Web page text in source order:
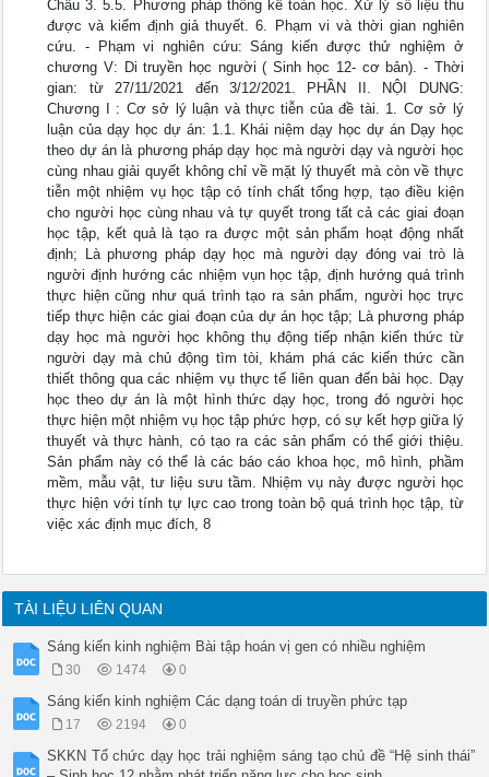
Châu 3. 5.5. Phương pháp thống kê toán học. Xử lý số liệu thu
được và kiểm định giả thuyết. 6. Phạm vi và thời gian nghiên
cứu. - Phạm vi nghiên cứu: Sáng kiến được thử nghiệm ở
chương V: Di truyền học người ( Sinh học 12- cơ bản). - Thời
gian: từ 27/11/2021 đến 3/12/2021. PHẦN II. NỘI DUNG:
Chương I : Cơ sở lý luận và thực tiễn của đề tài. 1. Cơ sở lý
luận của dạy học dự án: 1.1. Khái niệm dạy học dự án Dạy học
theo dự án là phương pháp dạy học mà người dạy và người học
cùng nhau giải quyết không chỉ về mặt lý thuyết mà còn về thực
tiễn một nhiệm vụ học tập có tính chất tổng hợp, tạo điều kiện
cho người học cùng nhau và tự quyết trong tất cả các giai đoạn
học tập, kết quả là tạo ra được một sản phẩm hoạt động nhất
định; Là phương pháp dạy học mà người dạy đóng vai trò là
người định hướng các nhiệm vụn học tập, định hướng quá trình
thực hiện cũng như quá trình tạo ra sản phẩm, người học trực
tiếp thực hiện các giai đoạn của dự án học tập; Là phương pháp
dạy học mà người học không thụ động tiếp nhận kiến thức từ
người dạy mà chủ động tìm tòi, khám phá các kiến thức cần
thiết thông qua các nhiệm vụ thực tế liên quan đến bài học. Dạy
học theo dự án là một hình thức dạy học, trong đó người học
thực hiện một nhiệm vụ học tập phức hợp, có sự kết hợp giữa lý
thuyết và thực hành, có tạo ra các sản phẩm có thể giới thiệu.
Sản phẩm này có thể là các báo cáo khoa học, mô hình, phầm
mềm, mẫu vật, tư liệu sưu tầm. Nhiệm vụ này được người học
thực hiện với tính tự lực cao trong toàn bộ quá trình học tập, từ
việc xác định mục đích, 8
TÀI LIỆU LIÊN QUAN
Sáng kiến kinh nghiệm Bài tập hoán vị gen có nhiều nghiệm
30 1474 0
Sáng kiến kinh nghiệm Các dạng toán di truyền phức tạp
17 2194 0
SKKN Tổ chức dạy học trải nghiệm sáng tạo chủ đề “Hệ sinh thái”